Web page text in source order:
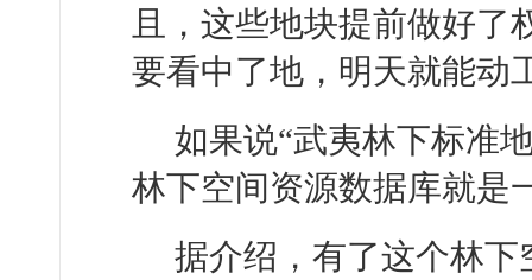
且，这些地块提前做好了
要看中了地，明天就能动
如果说“武夷林下标准
林下空间资源数据库就是
据介绍，有了这个林